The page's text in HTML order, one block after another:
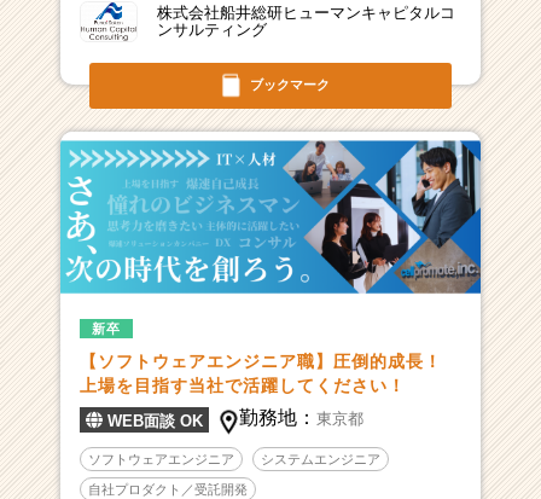
ブックマーク
株式会社船井総研ヒューマンキャピタルコ
ンサルティング
新卒
【ソフトウェアエンジニア職】圧倒的成長！
上場を目指す当社で活躍してください！
WEB面談 OK 勤務地：東京都
ソフトウェアエンジニア システムエンジニア
自社プロダクト／受託開発